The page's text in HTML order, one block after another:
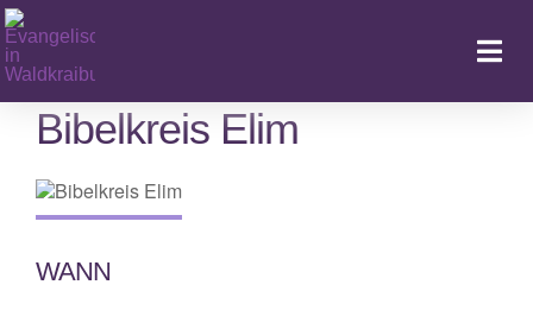
Zum
Inhalt
springen
Bibelkreis Elim
WANN